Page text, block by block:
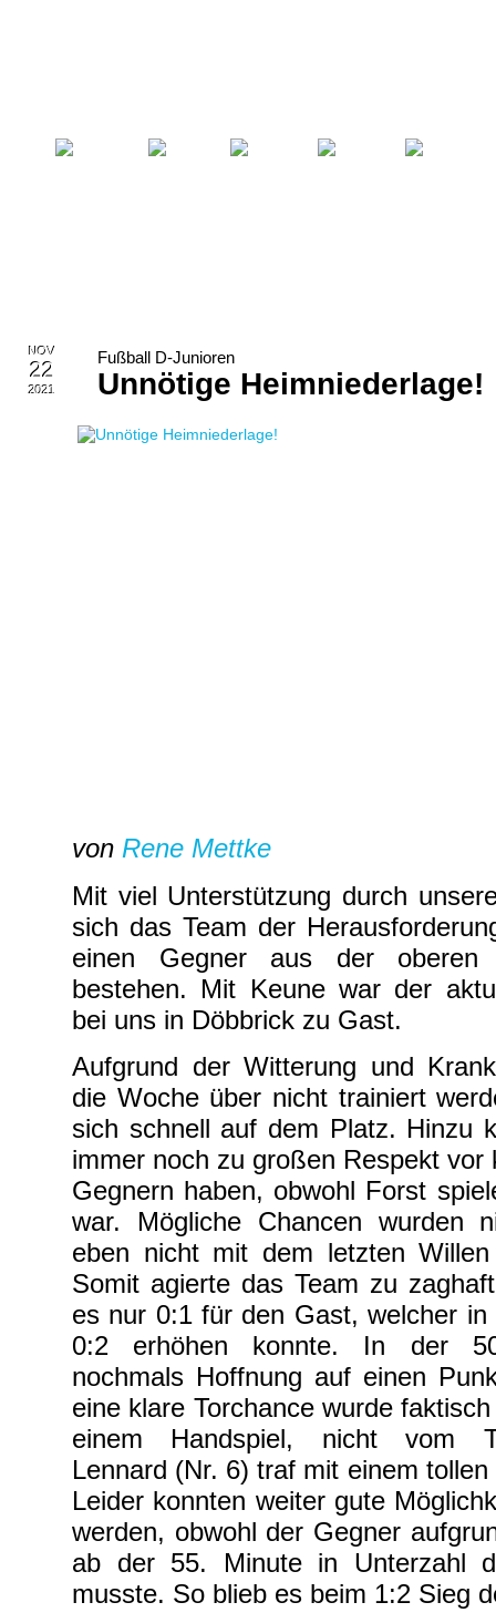
NOV
22
2021
Fußball D-Junioren
Unnötige Heimniederlage!
von Rene Mettke
Mit viel Unterstützung durch
sich das Team der
einen Gegner aus der oberen
bestehen. Mit Keune war der
bei uns in Döbbrick zu Gast.
Aufgrund der Witterung und
die Woche über nicht trainiert
sich schnell auf dem Platz. Hinzu
immer noch zu großen Respekt vor
Gegnern haben, obwohl Forst
war. Mögliche Chancen wurden
eben nicht mit dem letzten
Somit agierte das Team zu
es nur 0:1 für den Gast, welcher
0:2 erhöhen konnte. In der
nochmals Hoffnung auf einen
eine klare Torchance wurde
einem Handspiel, nicht vom
Lennard (Nr. 6) traf mit einem
Leider konnten weiter gute
werden, obwohl der Gegner
ab der 55. Minute in Unterzahl
musste. So blieb es beim 1:2 Sieg